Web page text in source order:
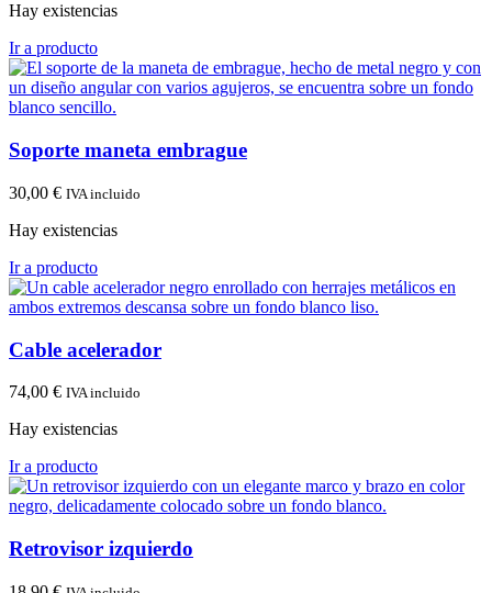
Hay existencias
Ir a producto
Soporte maneta embrague
30,00 € IVA incluido
Hay existencias
Ir a producto
Cable acelerador
74,00 € IVA incluido
Hay existencias
Ir a producto
Retrovisor izquierdo